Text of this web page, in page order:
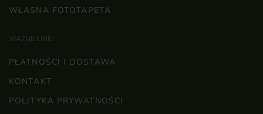
WŁASNA FOTOTAPETA
WAŻNE LINKI
PŁATNOŚCI I DOSTAWA
KONTAKT
POLITYKA PRYWATNOŚCI